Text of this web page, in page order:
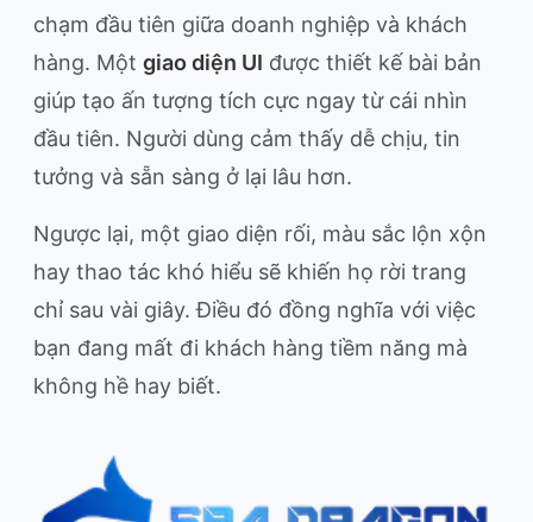
chạm đầu tiên giữa doanh nghiệp và khách
hàng. Một giao diện UI được thiết kế bài bản
giúp tạo ấn tượng tích cực ngay từ cái nhìn
đầu tiên. Người dùng cảm thấy dễ chịu, tin
tưởng và sẵn sàng ở lại lâu hơn.
Ngược lại, một giao diện rối, màu sắc lộn xộn
hay thao tác khó hiểu sẽ khiến họ rời trang
chỉ sau vài giây. Điều đó đồng nghĩa với việc
bạn đang mất đi khách hàng tiềm năng mà
không hề hay biết.